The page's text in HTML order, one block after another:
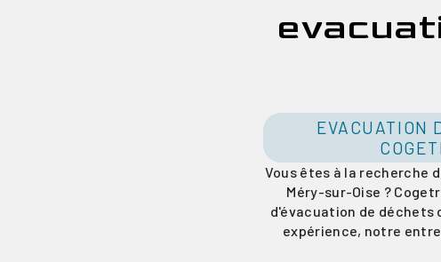
EVACUATION
Vous êtes à la recherche
Méry-sur-Oise ?
d'évacuation de déchets
expérience, notre